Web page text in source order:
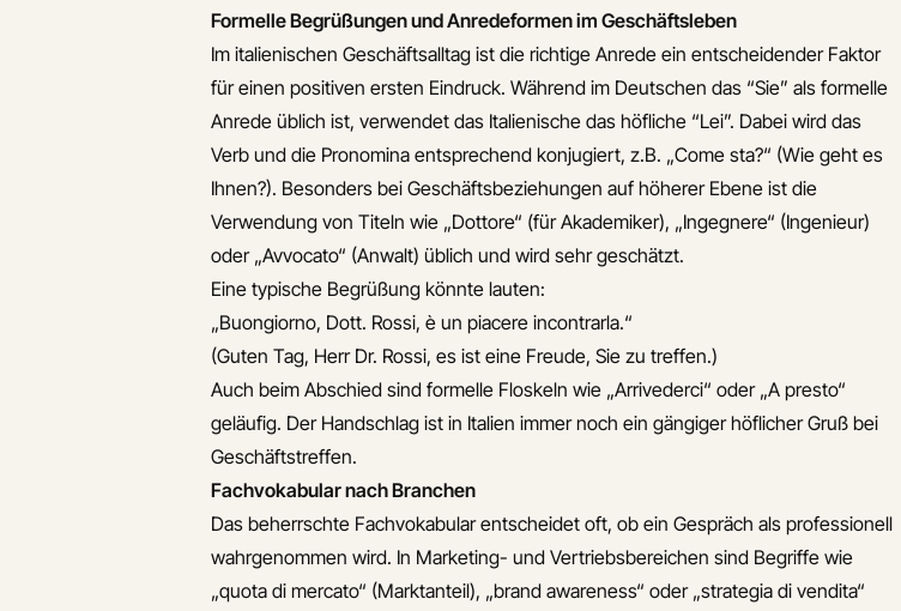
Formelle Begrüßungen und Anredeformen im Geschäftsleben
Im italienischen Geschäftsalltag ist die richtige Anrede ein entscheidender Faktor
für einen positiven ersten Eindruck. Während im Deutschen das “Sie” als formelle
Anrede üblich ist, verwendet das Italienische das höfliche “Lei”. Dabei wird das
Verb und die Pronomina entsprechend konjugiert, z.B. „Come sta?“ (Wie geht es
Ihnen?). Besonders bei Geschäftsbeziehungen auf höherer Ebene ist die
Verwendung von Titeln wie „Dottore“ (für Akademiker), „Ingegnere“ (Ingenieur)
oder „Avvocato“ (Anwalt) üblich und wird sehr geschätzt.
Eine typische Begrüßung könnte lauten:
„Buongiorno, Dott. Rossi, è un piacere incontrarla.“
(Guten Tag, Herr Dr. Rossi, es ist eine Freude, Sie zu treffen.)
Auch beim Abschied sind formelle Floskeln wie „Arrivederci“ oder „A presto“
geläufig. Der Handschlag ist in Italien immer noch ein gängiger höflicher Gruß bei
Geschäftstreffen.
Fachvokabular nach Branchen
Das beherrschte Fachvokabular entscheidet oft, ob ein Gespräch als professionell
wahrgenommen wird. In Marketing- und Vertriebsbereichen sind Begriffe wie
„quota di mercato“ (Marktanteil), „brand awareness“ oder „strategia di vendita“